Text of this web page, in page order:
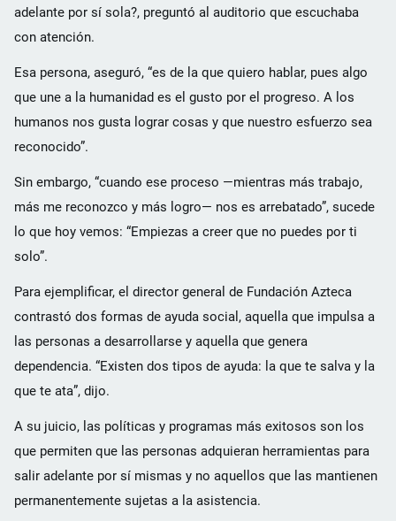
adelante por sí sola?, preguntó al auditorio que escuchaba
con atención.
Esa persona, aseguró, “es de la que quiero hablar, pues algo
que une a la humanidad es el gusto por el progreso. A los
humanos nos gusta lograr cosas y que nuestro esfuerzo sea
reconocido”.
Sin embargo, “cuando ese proceso —mientras más trabajo,
más me reconozco y más logro— nos es arrebatado”, sucede
lo que hoy vemos: “Empiezas a creer que no puedes por ti
solo”.
Para ejemplificar, el director general de Fundación Azteca
contrastó dos formas de ayuda social, aquella que impulsa a
las personas a desarrollarse y aquella que genera
dependencia. “Existen dos tipos de ayuda: la que te salva y la
que te ata”, dijo.
A su juicio, las políticas y programas más exitosos son los
que permiten que las personas adquieran herramientas para
salir adelante por sí mismas y no aquellos que las mantienen
permanentemente sujetas a la asistencia.